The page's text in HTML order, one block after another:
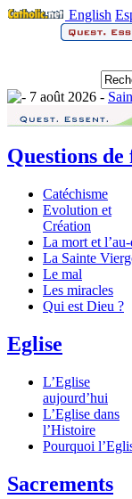
English
7 août 2026 -
Questions de
Catéchisme
Evolution et
Création
La mort et l’au-
La Sainte
Le mal
Les miracles
Qui est Dieu ?
Eglise
L’Eglise
aujourd’hui
L’Eglise dans
l’Histoire
Pourquoi
Sacrements